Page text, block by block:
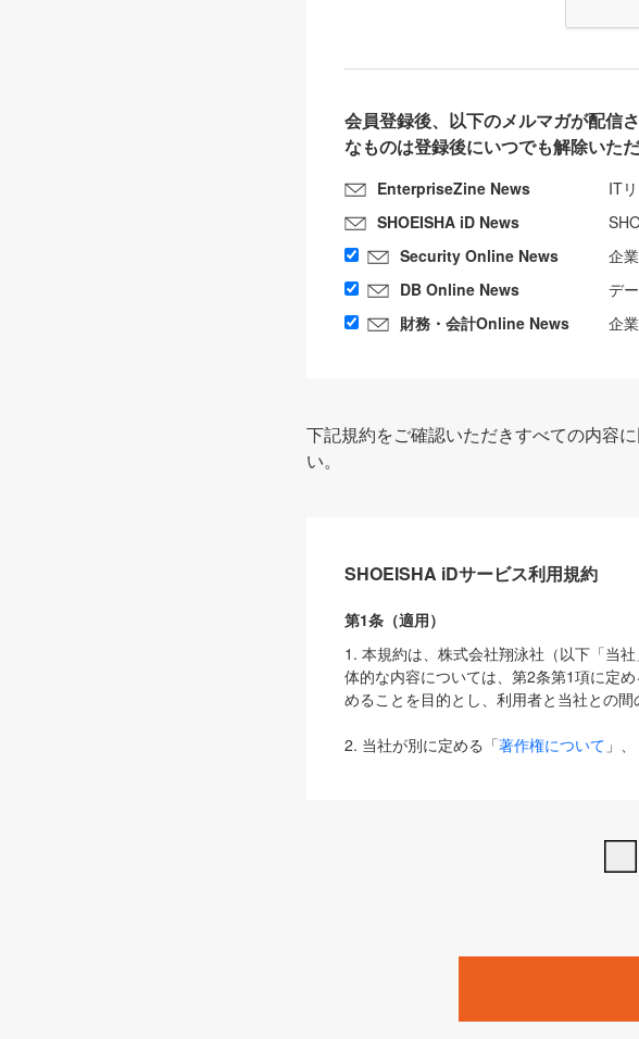
会員登録後、以下のメルマガが配信
なものは登録後にいつでも解除いただ
EnterpriseZine News
IT
SHOEISHA iD News
Security Online News
企
DB Online News
デ
財務・会計Online News
企
下記規約をご確認いただきすべての内容
い。
SHOEISHA iDサービス利用規約
第1条（適用）
1. 本規約は、株式会社翔泳社（以下「当
体的な内容については、第2条第1項に定
めることを目的とし、利用者と当社との間
2. 当社が別に定める「著作権について 」
は、本規約の規定が優先して適用されるも
1. 「本サービス」とは、当社が提供する
みます）及びこれらサービスに関連して
「SEBook」「SEShop」「CodeZine」